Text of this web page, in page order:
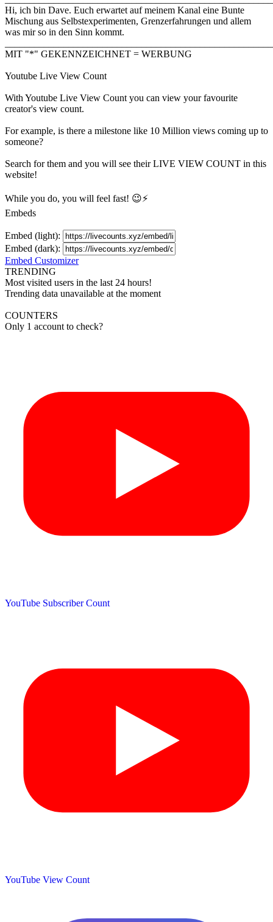
Hi, ich bin Dave. Euch erwartet auf meinem Kanal eine Bunte
Mischung aus Selbstexperimenten, Grenzerfahrungen und allem
was mir so in den Sinn kommt.
MIT "*" GEKENNZEICHNET = WERBUNG
Youtube Live View Count
With Youtube Live View Count you can view your favourite
creator's view count.
For example, is there a milestone like 10 Million views coming up to
someone?
Search for them and you will see their LIVE VIEW COUNT in this
website!
While you do, you will feel fast! 😉⚡
Embeds
Embed (light):
Embed (dark):
Embed Customizer
TRENDING
Most visited users in the last 24 hours!
Trending data unavailable at the moment
COUNTERS
Only 1 account to check?
YouTube Subscriber Count
YouTube View Count